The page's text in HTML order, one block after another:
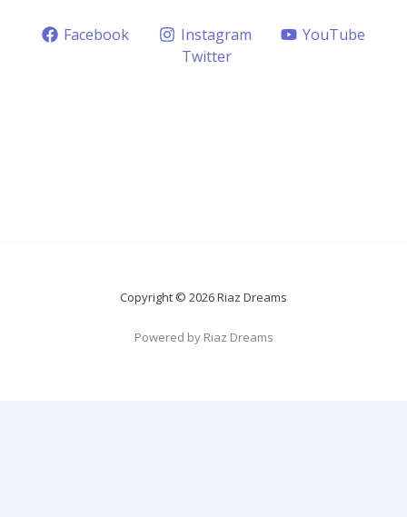
Facebook Instagram
YouTube
Twitter
Copyright © 2026 Riaz Dreams
Powered by Riaz Dreams